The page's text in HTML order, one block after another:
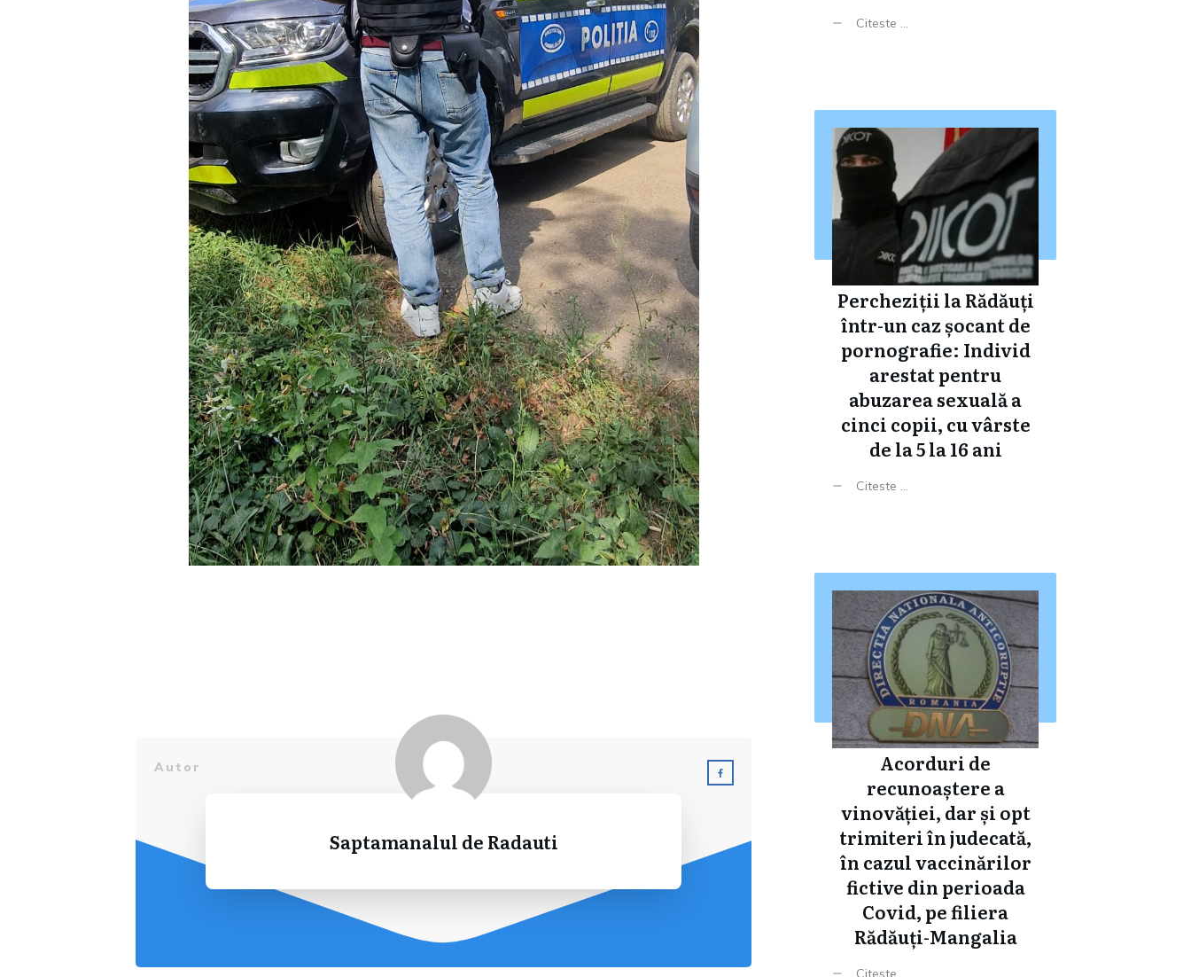
Autor
Saptamanalul de Radauti
Citeste ...
Percheziții la Rădăuți
într-un caz șocant de
pornografie: Individ
arestat pentru
abuzarea sexuală a
cinci copii, cu vârste
de la 5 la 16 ani
Citeste ...
Acorduri de
recunoaștere a
vinovăției, dar și opt
trimiteri în judecată,
în cazul vaccinărilor
fictive din perioada
Covid, pe filiera
Rădăuți-Mangalia
Citeste ...